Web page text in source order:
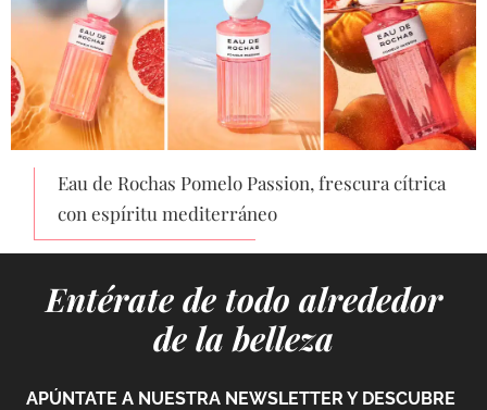
Eau de Rochas Pomelo Passion, frescura cítrica
con espíritu mediterráneo
Entérate de todo alrededor
de la belleza
APÚNTATE A NUESTRA NEWSLETTER Y DESCUBRE